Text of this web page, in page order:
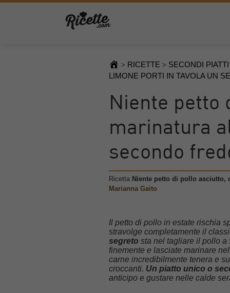
> RICETTE > SECONDI PIATTI
LIMONE PORTI IN TAVOLA UN
Niente petto
marinatura
secondo
Ricetta Niente petto di pollo
Marianna Gaito
Il petto di pollo in estate rischia
stravolge completamente il
segreto sta nel tagliare il pollo a
finemente e lasciate marinare
carne incredibilmente tenera e
croccanti. Un piatto unico o
anticipo e gustare nelle calde